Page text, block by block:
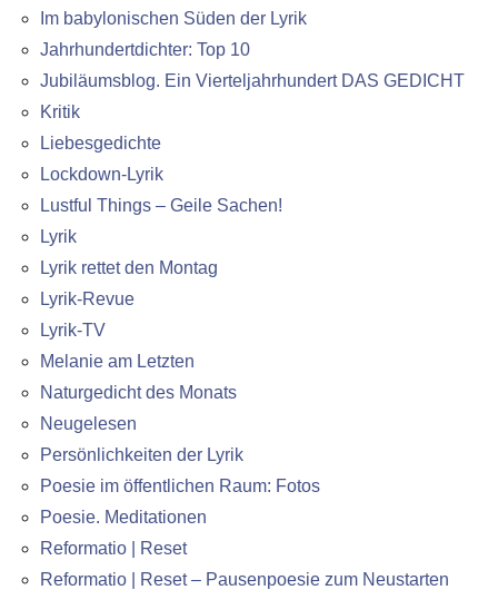
Im babylonischen Süden der Lyrik
Jahrhundertdichter: Top 10
Jubiläumsblog. Ein Vierteljahrhundert DAS GEDICHT
Kritik
Liebesgedichte
Lockdown-Lyrik
Lustful Things – Geile Sachen!
Lyrik
Lyrik rettet den Montag
Lyrik-Revue
Lyrik-TV
Melanie am Letzten
Naturgedicht des Monats
Neugelesen
Persönlichkeiten der Lyrik
Poesie im öffentlichen Raum: Fotos
Poesie. Meditationen
Reformatio | Reset
Reformatio | Reset – Pausenpoesie zum Neustarten